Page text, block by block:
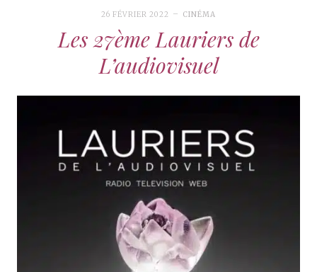
26 FÉVRIER 2022 CINÉMA
Les 27ème Lauriers de
L’audiovisuel